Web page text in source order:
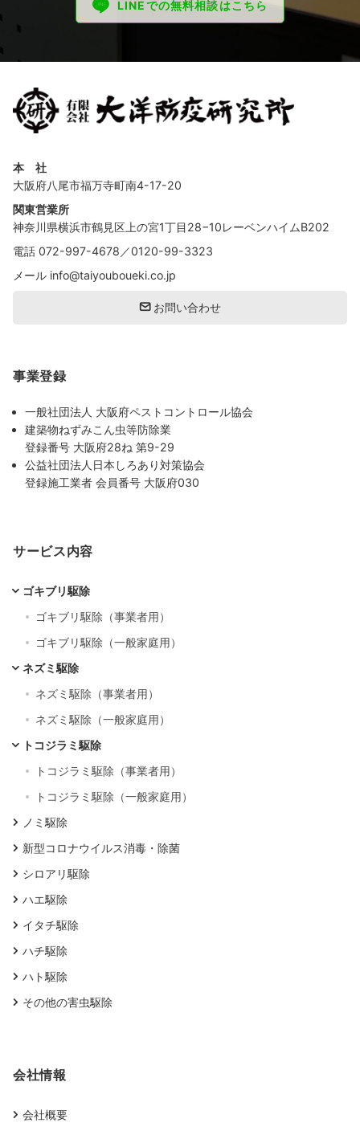
LINEでの無料相談はこちら
本 社
大阪府八尾市福万寺町南4-17-20
関東営業所
神奈川県横浜市鶴見区上の宮1丁目28−10レーベンハイムB202
電話 072-997-4678 ／0120-99-3323
メール info@taiyouboueki.co.jp
お問い合わせ
事業登録
一般社団法人 大阪府ペストコントロール協会
建築物ねずみこん虫等防除業
登録番号 大阪府28ね 第9-29
公益社団法人日本しろあり対策協会
登録施工業者 会員番号 大阪府030
サービス内容
ゴキブリ駆除
ゴキブリ駆除（事業者用）
ゴキブリ駆除（一般家庭用）
ネズミ駆除
ネズミ駆除（事業者用）
ネズミ駆除（一般家庭用）
トコジラミ駆除
トコジラミ駆除（事業者用）
トコジラミ駆除（一般家庭用）
ノミ駆除
新型コロナウイルス消毒・除菌
シロアリ駆除
ハエ駆除
イタチ駆除
ハチ駆除
ハト駆除
その他の害虫駆除
会社情報
会社概要